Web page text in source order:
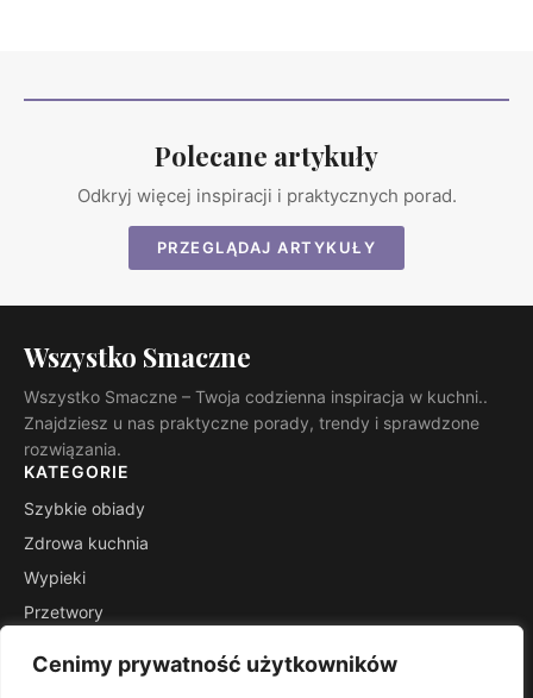
Cenimy prywatność użytkowników
Polecane artykuły
Odkryj więcej inspiracji i praktycznych porad.
PRZEGLĄDAJ ARTYKUŁY
Wszystko Smaczne
Wszystko Smaczne – Twoja codzienna inspiracja w kuchni..
Znajdziesz u nas praktyczne porady, trendy i sprawdzone
rozwiązania.
KATEGORIE
Szybkie obiady
Zdrowa kuchnia
Wypieki
Przetwory
Porady mistrza